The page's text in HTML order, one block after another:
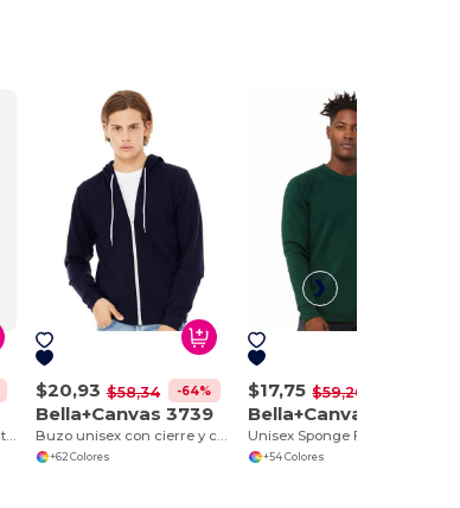
Remera Unisex de tres materiales manga corta
$20,93 $58,34 -64%
Bella+Canvas 3739
Buzo unisex con cierre y capucha
+62 Colores
$17,75 $59,20
Bella+Canvas 3901
+54 Colores